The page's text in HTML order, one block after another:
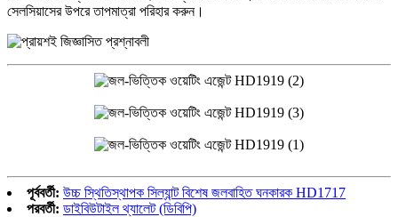
সেলসিয়াসের উপরে তাপমাত্রা পরিহার করুন।
পূর্ববর্তী: উচ্চ স্থিতিস্থাপক সিল্যান্ট বিশেষ জলবাহিত ঘনকারক HD1717
পরবর্তী: ডাইবিউটাইল থ্যালেট (ডিবিপি)